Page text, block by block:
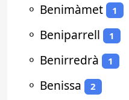
⚬ Benimàmet 1
⚬ Beniparrell 1
⚬ Benirredrà 1
⚬ Benissa 2